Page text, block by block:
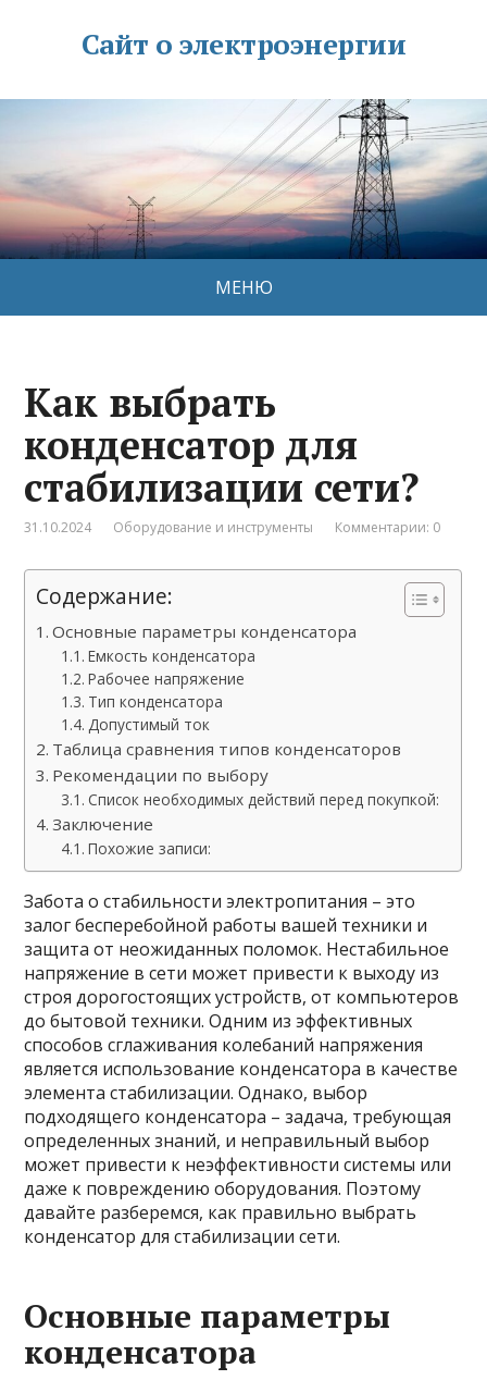
Сайт о электроэнергии
МЕНЮ
Как выбрать
конденсатор для
стабилизации сети?
31.10.2024 Оборудование и инструменты Комментарии: 0
Содержание:
Основные параметры конденсатора
Емкость конденсатора
Рабочее напряжение
Тип конденсатора
Допустимый ток
Таблица сравнения типов конденсаторов
Рекомендации по выбору
Список необходимых действий перед покупкой:
Заключение
Похожие записи:
Забота о стабильности электропитания – это
залог бесперебойной работы вашей техники и
защита от неожиданных поломок. Нестабильное
напряжение в сети может привести к выходу из
строя дорогостоящих устройств, от компьютеров
до бытовой техники. Одним из эффективных
способов сглаживания колебаний напряжения
является использование конденсатора в качестве
элемента стабилизации. Однако, выбор
подходящего конденсатора – задача, требующая
определенных знаний, и неправильный выбор
может привести к неэффективности системы или
даже к повреждению оборудования. Поэтому
давайте разберемся, как правильно выбрать
конденсатор для стабилизации сети.
Основные параметры
конденсатора